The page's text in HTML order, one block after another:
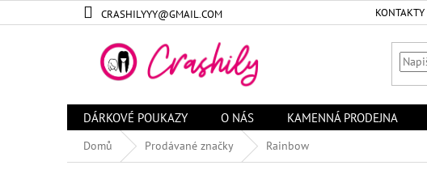
na
CRASHILYYY@GMAIL.COM KONTAKTY
DÁRKOVÉ POUKAZY O NÁS KAMENNÁ PRODEJNA
Domů Prodávané značky Rainbow